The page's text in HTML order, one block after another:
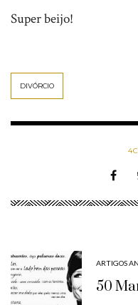
Super beijo!
DIVÓRCIO
4
ARTIGOS
50